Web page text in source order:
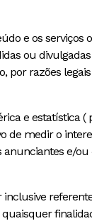
e os serviços
ou
por razões
e estatística (
de medir o
anunciantes e/